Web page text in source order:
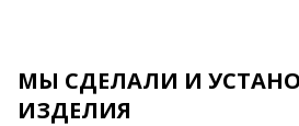
МЫ СДЕЛАЛИ И
ИЗДЕЛИЯ